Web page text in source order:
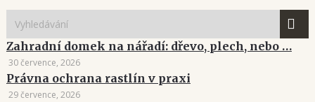
Zahradní domek na nářadí: dřevo, plech, nebo …
30 července, 2026
Právna ochrana rastlín v praxi
29 července, 2026